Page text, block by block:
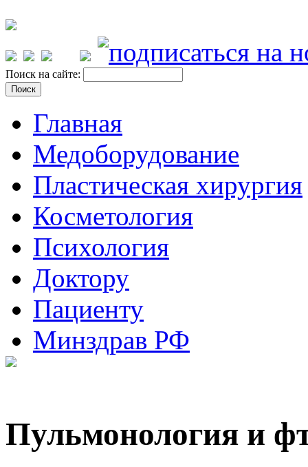
Поиск на сайте:
Главная
Медоборудование
Пластическая хирургия
Косметология
Психология
Доктору
Пациенту
Минздрав РФ
Пульмонология и